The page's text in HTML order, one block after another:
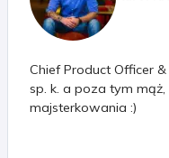
Chief Product Officer
sp. k. a poza tym
majsterkowania :)